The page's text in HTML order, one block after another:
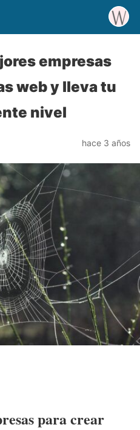
empresas
web y lleva tu
nivel
hace 3 años
para crear